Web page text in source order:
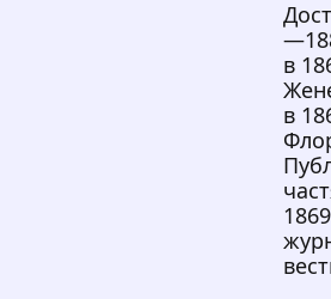
в
в